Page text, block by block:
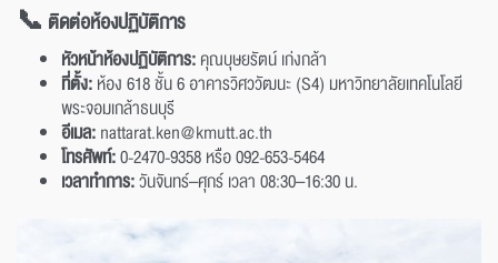
📞 ติดต่อห้องปฏิบัติการ
หัวหน้าห้องปฏิบัติการ:คุณบุษยรัตน์ เก่งกล้า
ที่ตั้ง:ห้อง 618 ชั้น 6 อาคารวิศววัฒนะ (S4) มหาวิทยาลัยเทคโนโลยี
พระจอมเกล้าธนบุรี
อีเมล:nattarat.ken@kmutt.ac.th
โทรศัพท์:0-2470-9358 หรือ 092-653-5464
เวลาทำการ:วันจันทร์–ศุกร์ เวลา 08:30–16:30 น.